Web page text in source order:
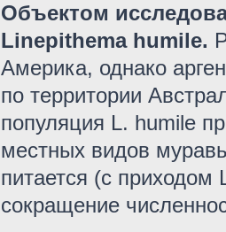
Объектом
Linepithema humile.
Америка, однако
по территории
популяция L. humile
местных видов
питается (с приходом
сокращение